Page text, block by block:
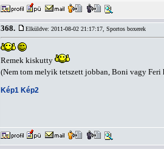
368. Elküldve: 2011-08-02 21:17:17, Sportos boxerek
Remek kiskutty
(Nem tom melyik tetszett jobban, Boni vagy Feri
Kép1 Kép2